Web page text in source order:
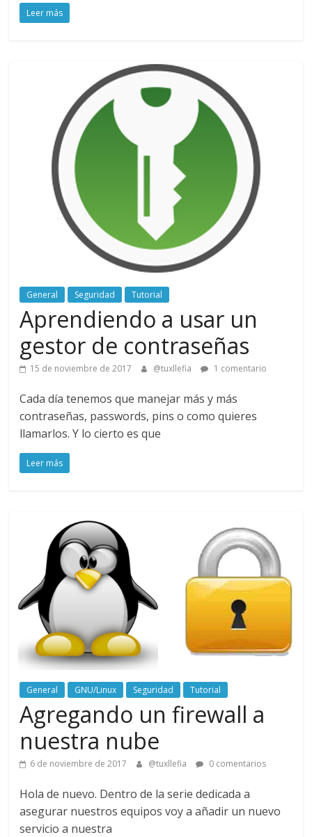
Leer más
General Seguridad Tutorial
Aprendiendo a usar un
gestor de contraseñas
15 de noviembre de 2017 @tuxllefia 1 comentario
Cada día tenemos que manejar más y más
contraseñas, passwords, pins o como quieres
llamarlos. Y lo cierto es que
Leer más
General GNU/Linux Seguridad Tutorial
Agregando un firewall a
nuestra nube
6 de noviembre de 2017 @tuxllefia 0 comentarios
Hola de nuevo. Dentro de la serie dedicada a
asegurar nuestros equipos voy a añadir un nuevo
servicio a nuestra